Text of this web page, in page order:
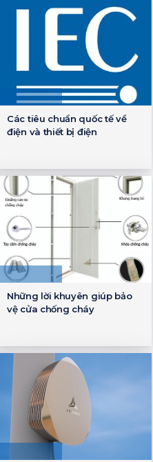
Các tiêu chuẩn quốc tế về
điện và thiết bị điện
Những lời khuyên giúp bảo
vệ cửa chống cháy